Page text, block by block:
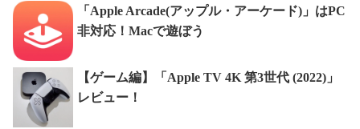
「Apple Arcade(アップル・アーケード)」はPC
非対応！Macで遊ぼう
【ゲーム編】「Apple TV 4K 第3世代 (2022)」
レビュー！